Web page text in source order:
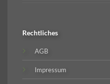
Rechtliches
AGB
Impressum